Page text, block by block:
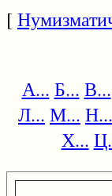
[
А... Б... В...
Л... М... Н...
Х...